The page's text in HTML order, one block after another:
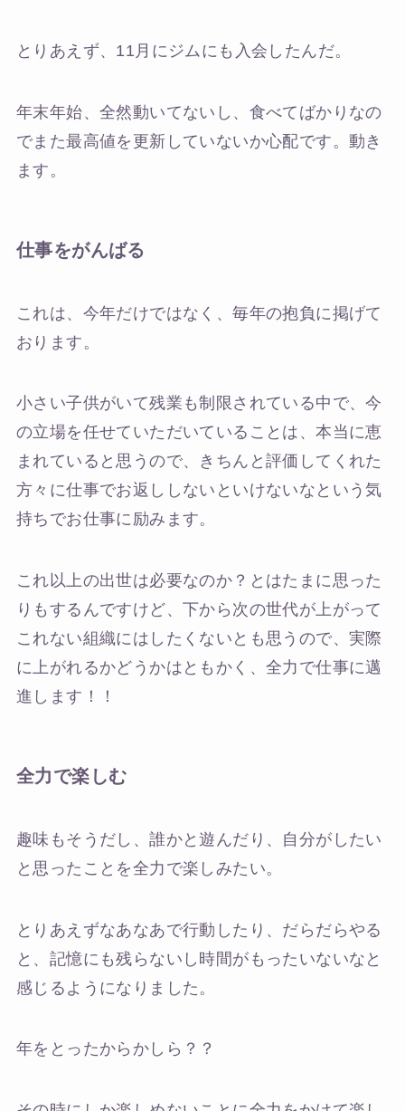
とりあえず、11月にジムにも入会したんだ。
年末年始、全然動いてないし、食べてばかりなの
でまた最高値を更新していないか心配です。動き
ます。
仕事をがんばる
これは、今年だけではなく、毎年の抱負に掲げて
おります。
小さい子供がいて残業も制限されている中で、今
の立場を任せていただいていることは、本当に恵
まれていると思うので、きちんと評価してくれた
方々に仕事でお返ししないといけないなという気
持ちでお仕事に励みます。
これ以上の出世は必要なのか？とはたまに思った
りもするんですけど、下から次の世代が上がって
これない組織にはしたくないとも思うので、実際
に上がれるかどうかはともかく、全力で仕事に邁
進します！！
全力で楽しむ
趣味もそうだし、誰かと遊んだり、自分がしたい
と思ったことを全力で楽しみたい。
とりあえずなあなあで行動したり、だらだらやる
と、記憶にも残らないし時間がもったいないなと
感じるようになりました。
年をとったからかしら？？